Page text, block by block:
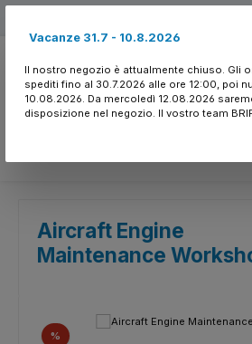
Aircraft Engine
Maintenance
Salta la galleria di immagini
% Sconto
Vacanze 31.7 - 10.8.2026
Il nostro negozio è attualmente chiuso. Gli
spediti fino al 30.7.2026 alle ore 12:00, poi
10.08.2026. Da mercoledì 12.08.2026
disposizione nel negozio. Il vostro team